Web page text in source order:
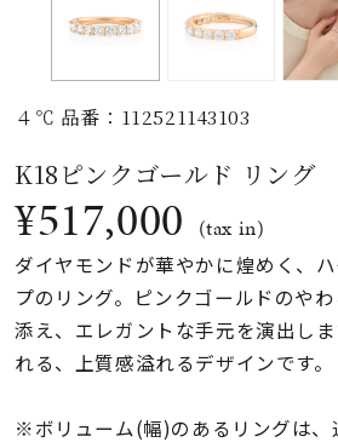
ファッションテイス
ト
着用シーン
４℃ 品番：112521143103
K18ピンクゴールド リング
¥517,000 (tax in)
ダイヤモンドが華やかに煌めく、
プのリング。ピンクゴールドのや
添え、エレガントな手元を演出し
れる、上質感溢れるデザインです。
※ボリューム(幅)のあるリングは、